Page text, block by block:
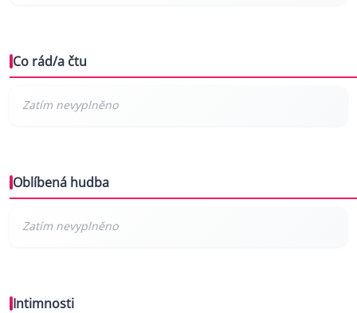
Co rád/a čtu
Oblíbená hudba
Intimnosti